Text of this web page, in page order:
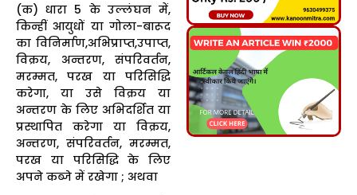
(क) धारा 5 के उल्लंघन में,
किन्हीं आयुधों या गोला-बारूद
का विनिर्माण,अभिप्राप्त,उपाप्त,
विक्रय, अन्तरण, संपरिवर्तन,
मरम्मत, परख या परिसिद्धि
करेगा, या उसे विक्रय या
अन्तरण के लिए अभिदर्शित या
प्रस्थापित करेगा या विक्रय,
अन्तरण, संपरिवर्तन, मरम्मत,
परख या परिसिद्धि के लिए
अपने कब्जे में रखेगा ; अथवा